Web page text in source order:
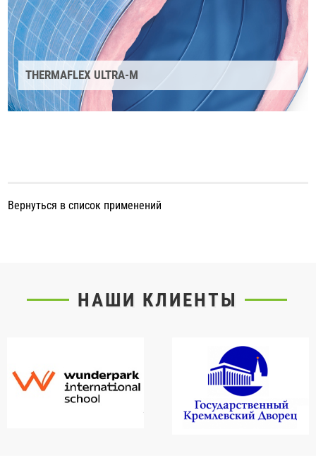
THERMAFLEX ULTRA-M
Вернуться в список применений
НАШИ КЛИЕНТЫ